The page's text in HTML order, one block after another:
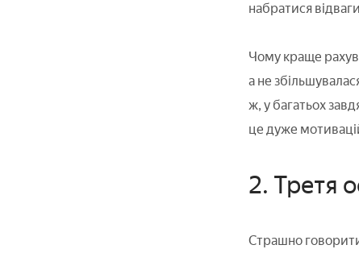
набратися
Чому краще
а не
ж, у багатьох
це дуже
2. Третя
Страшно